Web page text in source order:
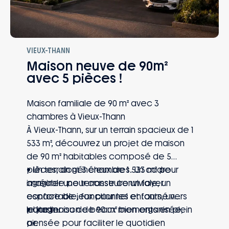
VIEUX-THANN
Maison neuve de 90m²
avec 5 pièces !
Maison familiale de 90 m² avec 3
chambres à Vieux-Thann
À Vieux-Thann, sur un terrain spacieux de 1
533 m², découvrez un projet de maison
de 90 m² habitables composé de 5
pièces, dont 3 chambres. Un cadre
agréable pour construire un foyer
confortable, fonctionnel et tourné vers
le jardin.
• Un terrain généreux de 1 533 m² pour
imaginer une terrasse conviviale, un
espace de jeux pour les enfants, un
potager ou de beaux moments en plein
air.
• Une maison de 90 m² bien organisée,
pensée pour faciliter le quotidien